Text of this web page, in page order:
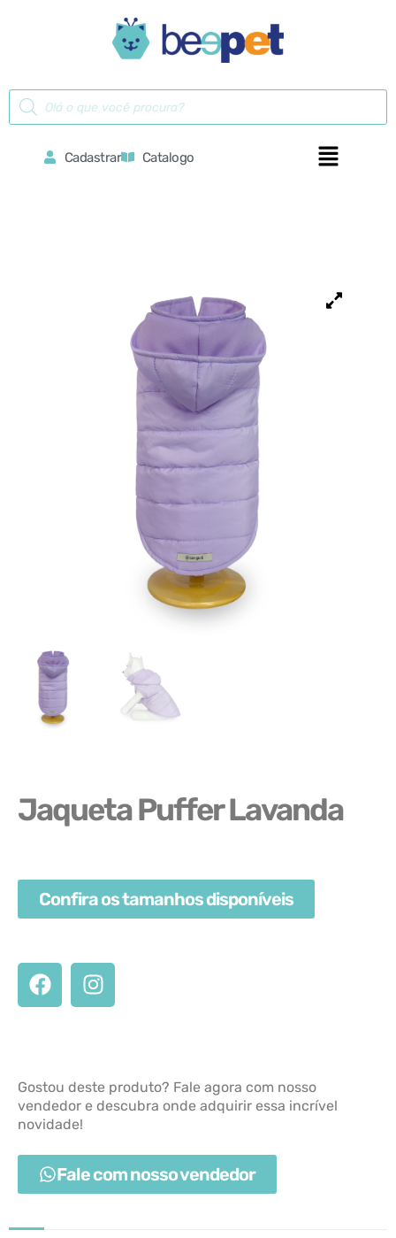
Cadastrar Catalogo
Jaqueta Puffer Lavanda
Confira os tamanhos disponíveis
Gostou deste produto? Fale agora com nosso
vendedor e descubra onde adquirir essa incrível
novidade!
Fale com nosso vendedor